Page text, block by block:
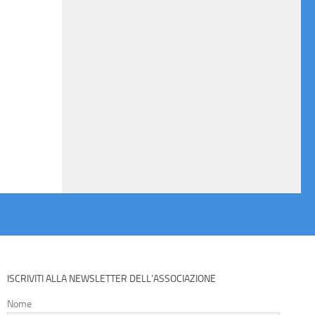
ISCRIVITI ALLA NEWSLETTER DELL’ASSOCIAZIONE
Nome